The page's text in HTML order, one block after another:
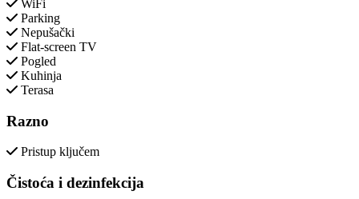
WiFi
Parking
Nepušački
Flat-screen TV
Pogled
Kuhinja
Terasa
Razno
Pristup ključem
Čistoća i dezinfekcija